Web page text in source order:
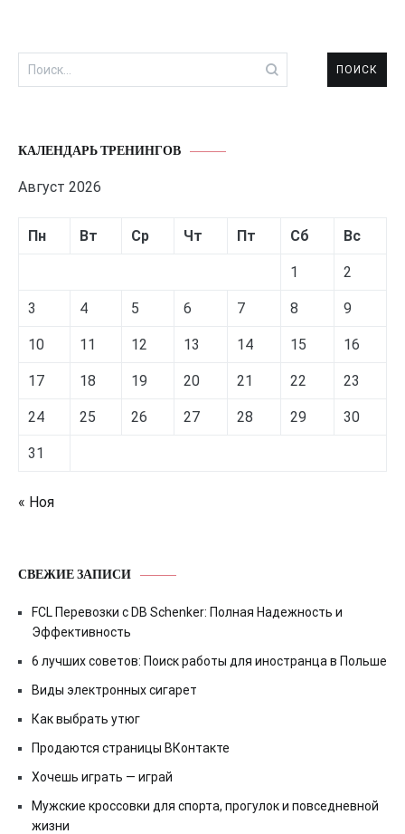
Найти:
КАЛЕНДАРЬ ТРЕНИНГОВ
Август 2026
Пн Вт Ср Чт Пт Сб Вс
1 2
3 4 5 6 7 8 9
10 11 12 13 14 15 16
17 18 19 20 21 22 23
24 25 26 27 28 29 30
31
« Ноя
СВЕЖИЕ ЗАПИСИ
FCL Перевозки с DB Schenker: Полная Надежность и
Эффективность
6 лучших советов: Поиск работы для иностранца в Польше
Виды электронных сигарет
Как выбрать утюг
Продаются страницы ВКонтакте
Хочешь играть — играй
Мужские кроссовки для спорта, прогулок и повседневной
жизни